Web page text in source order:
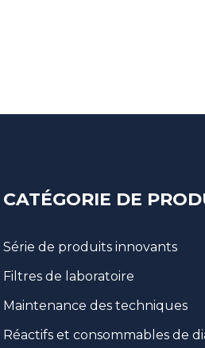
CATÉGORIE DE
Série de produits innovants
Filtres de laboratoire
Maintenance des techniques
Réactifs et consommables de